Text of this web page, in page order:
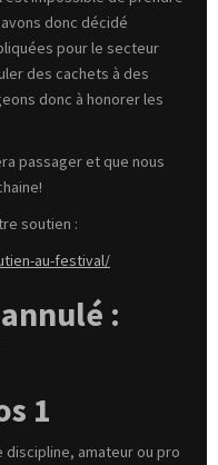
donc décidé
pour le secteur
des cachets à des
donc à honorer les
passager et que nous
soutien :
au-festival/
:
1
amateur ou pro